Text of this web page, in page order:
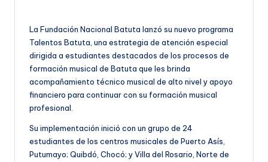
La Fundación Nacional Batuta lanzó su nuevo programa
Talentos Batuta, una estrategia de atención especial
dirigida a estudiantes destacados de los procesos de
formación musical de Batuta que les brinda
acompañamiento técnico musical de alto nivel y apoyo
financiero para continuar con su formación musical
profesional.
Su implementación inició con un grupo de 24
estudiantes de los centros musicales de Puerto Asís,
Putumayo; Quibdó, Chocó; y Villa del Rosario, Norte de